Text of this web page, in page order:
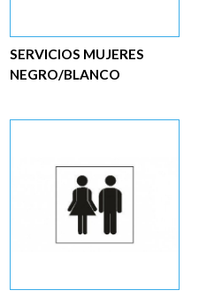
SERVICIOS MUJERES
NEGRO/BLANCO